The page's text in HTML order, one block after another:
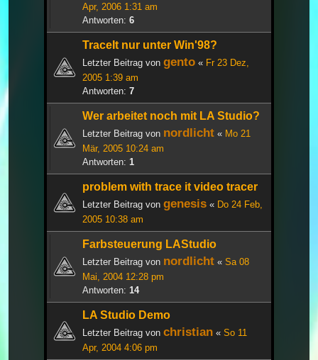
Apr, 2006 1:31 am
Antworten: 6
TraceIt nur unter Win'98?
Letzter Beitrag von gento « Fr 23 Dez,
2005 1:39 am
Antworten: 7
Wer arbeitet noch mit LA Studio?
Letzter Beitrag von nordlicht « Mo 21
Mär, 2005 10:24 am
Antworten: 1
problem with trace it video tracer
Letzter Beitrag von genesis « Do 24 Feb,
2005 10:38 am
Farbsteuerung LAStudio
Letzter Beitrag von nordlicht « Sa 08
Mai, 2004 12:28 pm
Antworten: 14
LA Studio Demo
Letzter Beitrag von christian « So 11
Apr, 2004 4:06 pm